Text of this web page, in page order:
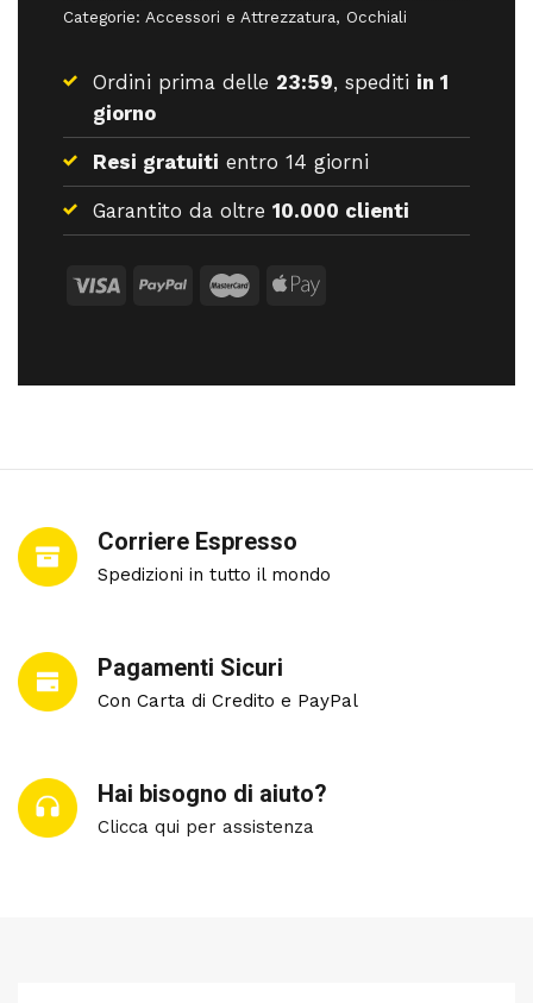
Categorie: Accessori e Attrezzatura, Occhiali
Ordini prima delle 23:59, spediti in 1
giorno
Resi gratuiti entro 14 giorni
Garantito da oltre 10.000 clienti
Corriere Espresso
Spedizioni in tutto il mondo
Pagamenti Sicuri
Con Carta di Credito e PayPal
Hai bisogno di aiuto?
Clicca qui per assistenza